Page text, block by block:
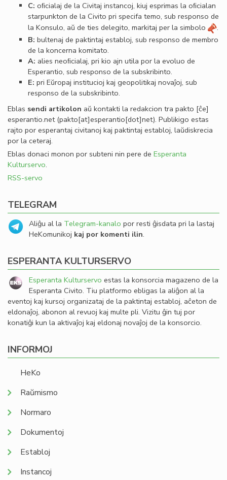
C: oﬁcialaj de la Civitaj instancoj, kiuj esprimas la oﬁcialan
starpunkton de la Civito pri specifa temo, sub responso de
la Konsulo, aŭ de ties delegito, markitaj per la simbolo
.
B: bultenaj de paktintaj establoj, sub responso de membro
de la koncerna komitato.
A: alies neoﬁcialaj, pri kio ajn utila por la evoluo de
Esperantio, sub responso de la subskribinto.
E: pri Eŭropaj institucioj kaj geopolitikaj novaĵoj, sub
responso de la subskribinto.
Eblas sendi artikolon aŭ kontakti la redakcion tra pakto [ĉe]
esperantio.net(pakto[at]esperantio[dot]net). Publikigo estas
rajto por esperantaj civitanoj kaj paktintaj establoj, laŭdiskrecia
por la ceteraj.
Eblas donaci monon por subteni nin pere de Esperanta
Kulturservo.
RSS-servo
TELEGRAM
Aliĝu al la Telegram-kanalo por resti ĝisdata pri la lastaj
HeKomunikoj kaj por komenti ilin.
ESPERANTA KULTURSERVO
Esperanta Kulturservo estas la konsorcia magazeno de la
Esperanta Civito. Tiu platformo ebligas la aliĝon al la
eventoj kaj kursoj organizataj de la paktintaj establoj, aĉeton de
eldonaĵoj, abonon al revuoj kaj multe pli. Vizitu ĝin tuj por
konatiĝi kun la aktivaĵoj kaj eldonaj novaĵoj de la konsorcio.
INFORMOJ
HeKo
Raŭmismo
Normaro
Dokumentoj
Establoj
Instancoj